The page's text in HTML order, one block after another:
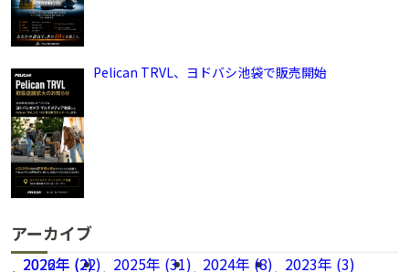
Pelican TRVL、ヨドバシ池袋で販売開始
アーカイブ
2026年 (22) 2025年 (31) 2024年 (8) 2023年 (3)
2022年 (2)